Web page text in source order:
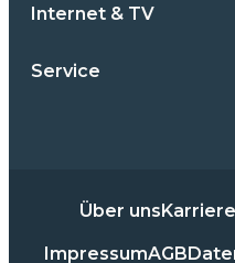
Internet & TV
Service
Über uns Karriere
ImpressumAGB